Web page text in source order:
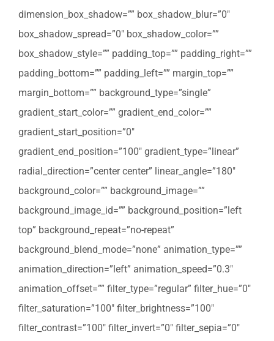
dimension_box_shadow=”” box_shadow_blur=”0″
box_shadow_spread=”0″ box_shadow_color=””
box_shadow_style=”” padding_top=”” padding_right=””
padding_bottom=”” padding_left=”” margin_top=””
margin_bottom=”” background_type=”single”
gradient_start_color=”” gradient_end_color=””
gradient_start_position=”0″
gradient_end_position=”100″ gradient_type=”linear”
radial_direction=”center center” linear_angle=”180″
background_color=”” background_image=””
background_image_id=”” background_position=”left
top” background_repeat=”no-repeat”
background_blend_mode=”none” animation_type=””
animation_direction=”left” animation_speed=”0.3″
animation_offset=”” filter_type=”regular” filter_hue=”0″
filter_saturation=”100″ filter_brightness=”100″
filter_contrast=”100″ filter_invert=”0″ filter_sepia=”0″